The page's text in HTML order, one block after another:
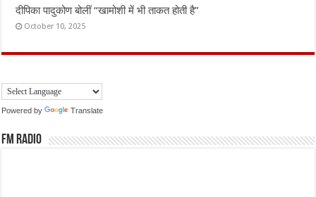
दीपिका पादुकोण बोलीं “खामोशी में भी ताकत होती है”
October 10, 2025
Powered by Translate
FM Radio